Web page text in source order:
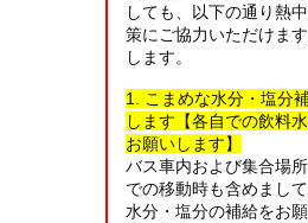
しても、以下の通り熱
策にご協力いただけま
します。
1. こまめな水分・塩分
します【各自での飲料
お願いします】
バス車内および集合場
での移動時も含めまし
水分・塩分の補給をお願